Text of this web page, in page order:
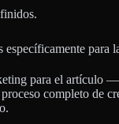
específicamente para
para el artículo
completo de